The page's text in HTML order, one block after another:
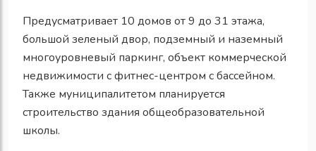
Предусматривает 10 домов от 9 до 31 этажа,
большой зеленый двор, подземный и наземный
многоуровневый паркинг, объект коммерческой
недвижимости с фитнес-центром с бассейном.
Также муниципалитетом планируется
строительство здания общеобразовательной
школы.